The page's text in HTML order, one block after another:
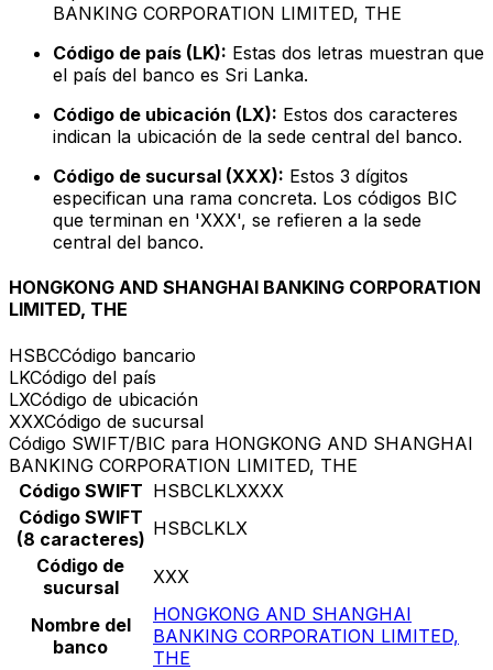
BANKING CORPORATION LIMITED, THE
Código de país (LK): Estas dos letras muestran que
el país del banco es Sri Lanka.
Código de ubicación (LX): Estos dos caracteres
indican la ubicación de la sede central del banco.
Código de sucursal (XXX): Estos 3 dígitos
especifican una rama concreta. Los códigos BIC
que terminan en 'XXX', se refieren a la sede
central del banco.
HONGKONG AND SHANGHAI BANKING CORPORATION
LIMITED, THE
HSBCCódigo bancario
LKCódigo del país
LXCódigo de ubicación
XXXCódigo de sucursal
Código SWIFT/BIC para HONGKONG AND SHANGHAI
BANKING CORPORATION LIMITED, THE
Código SWIFT HSBCLKLXXXX
Código SWIFT
(8 caracteres) HSBCLKLX
Código de
sucursal
XXX
Nombre del
banco
HONGKONG AND SHANGHAI
BANKING CORPORATION LIMITED,
THE